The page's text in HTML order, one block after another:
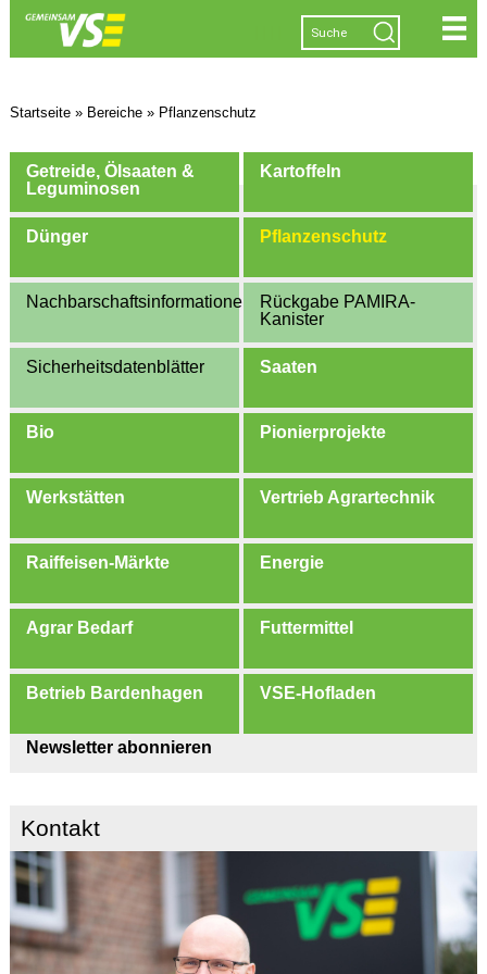
Startseite» Bereiche» Pflanzenschutz
Getreide, Ölsaaten &
Leguminosen
Kartoffeln
Dünger Pflanzenschutz
Nachbarschaftsinformationen
Rückgabe PAMIRA-
Kanister
Sicherheitsdatenblätter Saaten
Bio Pionierprojekte
Werkstätten Vertrieb Agrartechnik
Raiffeisen-Märkte Energie
Agrar Bedarf Futtermittel
Betrieb Bardenhagen VSE-Hofladen
Newsletter abonnieren
Kontakt